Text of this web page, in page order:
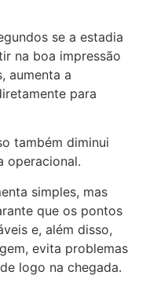
se a estadia
na boa impressão
aumenta a
para
também diminui
operacional.
simples, mas
que os pontos
e, além disso,
evita problemas
logo na chegada.